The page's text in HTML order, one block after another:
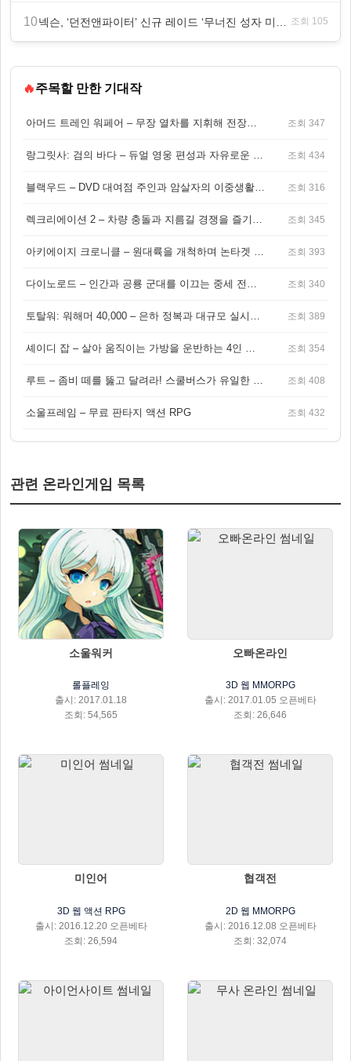
10 조회 105
🔥주목할 만한 기대작
아머드 트레인 워페어 – 무장 열차를 지휘해 전장을 돌파하는 생존 전투 게임 조회 347
랑그릿사: 검의 바다 – 듀얼 영웅 편성과 자유로운 탐험을 결합한 판타지 전략 RPG 조회 434
블랙우드 – DVD 대여점 주인과 암살자의 이중생활을 그린 3인칭 액션 스릴러 게임 조회 316
렉크리에이션 2 – 차량 충돌과 지름길 경쟁을 즐기는 오픈월드 아케이드 레이싱 게임 조회 345
아키에이지 크로니클 – 원대륙을 개척하며 논타겟 전투를 즐기는 오픈월드 MMORPG 조회 393
다이노로드 – 인간과 공룡 군대를 이끄는 중세 전략 액션 RPG 조회 340
토탈워: 워해머 40,000 – 은하 정복과 대규모 실시간 전투가 결합된 전략 게임! 조회 389
셰이디 잡 – 살아 움직이는 가방을 운반하는 4인 협동 물리 어드벤처 게임 조회 354
루트 – 좀비 떼를 뚫고 달려라! 스쿨버스가 유일한 집이 되는 4인 협동 생존 게임 조회 408
소울프레임 – 무료 판타지 액션 RPG 조회 432
관련 온라인게임 목록
소울워커
롤플레잉
출시: 2017.01.18
조회: 54,565
오빠온라인
3D 웹 MMORPG
출시: 2017.01.05 오픈베타
조회: 26,646
미인어
3D 웹 액션 RPG
출시: 2016.12.20 오픈베타
조회: 26,594
협객전
2D 웹 MMORPG
출시: 2016.12.08 오픈베타
조회: 32,074